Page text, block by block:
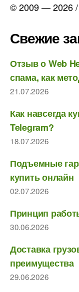
© 2009 — 2026 /
Свежие
Отзыв о Web
спама, как
21.07.2026
Как навсегда
Telegram?
18.07.2026
Подъемные
купить онлайн
02.07.2026
Принцип
30.06.2026
Доставка
преимущества
29.06.2026